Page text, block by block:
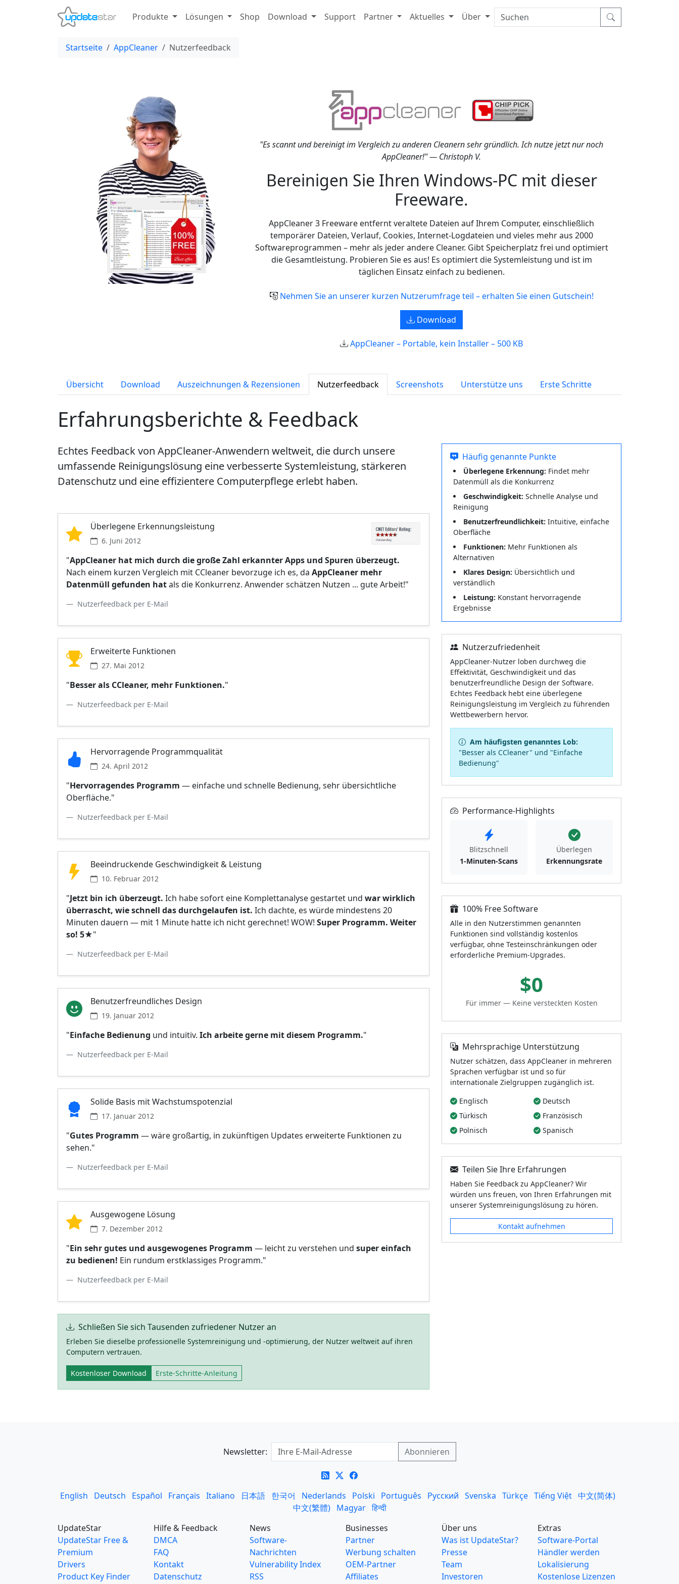
Produkte Lösungen Shop Download Support Partner Aktuelles Über
Startseite AppCleaner Nutzerfeedback
"Es scannt und bereinigt im Vergleich zu anderen Cleanern sehr gründlich. Ich nutze jetzt nur noch
AppCleaner!" — Christoph V.
Bereinigen Sie Ihren Windows-PC mit dieser
Freeware.
AppCleaner 3 Freeware entfernt veraltete Dateien auf Ihrem Computer, einschließlich
temporärer Dateien, Verlauf, Cookies, Internet-Logdateien und vieles mehr aus 2000
Softwareprogrammen – mehr als jeder andere Cleaner. Gibt Speicherplatz frei und optimiert
die Gesamtleistung. Probieren Sie es aus! Es optimiert die Systemleistung und ist im
täglichen Einsatz einfach zu bedienen.
Nehmen Sie an unserer kurzen Nutzerumfrage teil – erhalten Sie einen Gutschein!
Download
AppCleaner – Portable, kein Installer – 500 KB
Übersicht Download Auszeichnungen & Rezensionen Nutzerfeedback Screenshots Unterstütze uns Erste Schritte
Erfahrungsberichte & Feedback
Echtes Feedback von AppCleaner-Anwendern weltweit, die durch unsere
umfassende Reinigungslösung eine verbesserte Systemleistung, stärkeren
Datenschutz und eine effizientere Computerpflege erlebt haben.
Überlegene Erkennungsleistung
6. Juni 2012
"AppCleaner hat mich durch die große Zahl erkannter Apps und Spuren überzeugt.
Nach einem kurzen Vergleich mit CCleaner bevorzuge ich es, da AppCleaner mehr
Datenmüll gefunden hatals die Konkurrenz. Anwender schätzen Nutzen ... gute Arbeit!"
Nutzerfeedback per E-Mail
Erweiterte Funktionen
27. Mai 2012
"Besser als CCleaner, mehr Funktionen."
Nutzerfeedback per E-Mail
Hervorragende Programmqualität
24. April 2012
"Hervorragendes Programm — einfache und schnelle Bedienung, sehr übersichtliche
Oberfläche."
Nutzerfeedback per E-Mail
Beeindruckende Geschwindigkeit & Leistung
10. Februar 2012
"Jetzt bin ich überzeugt. Ich habe sofort eine Komplettanalyse gestartet und war wirklich
überrascht, wie schnell das durchgelaufen ist. Ich dachte, es würde mindestens 20
Minuten dauern — mit 1 Minute hatte ich nicht gerechnet! WOW! Super Programm. Weiter
so! 5★"
Nutzerfeedback per E-Mail
Benutzerfreundliches Design
19. Januar 2012
"Einfache Bedienung und intuitiv. Ich arbeite gerne mit diesem Programm."
Nutzerfeedback per E-Mail
Solide Basis mit Wachstumspotenzial
17. Januar 2012
"Gutes Programm — wäre großartig, in zukünftigen Updates erweiterte Funktionen zu
sehen."
Nutzerfeedback per E-Mail
Ausgewogene Lösung
7. Dezember 2012
"Ein sehr gutes und ausgewogenes Programm — leicht zu verstehen und super einfach
zu bedienen! Ein rundum erstklassiges Programm."
Nutzerfeedback per E-Mail
Schließen Sie sich Tausenden zufriedener Nutzer an
Erleben Sie dieselbe professionelle Systemreinigung und -optimierung, der Nutzer weltweit auf ihren
Computern vertrauen.
Kostenloser Download Erste-Schritte-Anleitung
Häufig genannte Punkte
Überlegene Erkennung: Findet mehr
Datenmüll als die Konkurrenz
Geschwindigkeit: Schnelle Analyse und
Reinigung
Benutzerfreundlichkeit: Intuitive, einfache
Oberfläche
Funktionen: Mehr Funktionen als
Alternativen
Klares Design: Übersichtlich und
verständlich
Leistung: Konstant hervorragende
Ergebnisse
Nutzerzufriedenheit
AppCleaner-Nutzer loben durchweg die
Effektivität, Geschwindigkeit und das
benutzerfreundliche Design der Software.
Echtes Feedback hebt eine überlegene
Reinigungsleistung im Vergleich zu führenden
Wettbewerbern hervor.
Am häufigsten genanntes Lob:
"Besser als CCleaner" und "Einfache
Bedienung"
Performance-Highlights
Blitzschnell
1-Minuten-Scans
Überlegen
Erkennungsrate
100% Free Software
Alle in den Nutzerstimmen genannten
Funktionen sind vollständig kostenlos
verfügbar, ohne Testeinschränkungen oder
erforderliche Premium-Upgrades.
$0
Für immer — Keine versteckten Kosten
Mehrsprachige Unterstützung
Nutzer schätzen, dass AppCleaner in mehreren
Sprachen verfügbar ist und so für
internationale Zielgruppen zugänglich ist.
Englisch
Deutsch
Türkisch
Französisch
Polnisch
Spanisch
Teilen Sie Ihre Erfahrungen
Haben Sie Feedback zu AppCleaner? Wir
würden uns freuen, von Ihren Erfahrungen mit
unserer Systemreinigungslösung zu hören.
Kontakt aufnehmen
Newsletter:
English Deutsch Español Français Italiano 日本語 한국어 Nederlands Polski Português Русский Svenska Türkçe Tiếng Việt 中文(简体)
中文(繁體)
Magyar हिन्दी
UpdateStar
UpdateStar Free &
Premium
Drivers
Product Key Finder
Hilfe & Feedback
DMCA
FAQ
Kontakt
Datenschutz
News
Software-
Nachrichten
Vulnerability Index
RSS
Businesses
Partner
Werbung schalten
OEM-Partner
Affiliates
Über uns
Was ist UpdateStar?
Presse
Team
Investoren
Extras
Software-Portal
Händler werden
Lokalisierung
Kostenlose Lizenzen